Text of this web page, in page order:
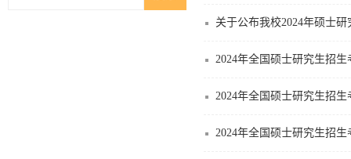
关于公布我校2024年硕士
2024年全国硕士研究生招
2024年全国硕士研究生招
2024年全国硕士研究生招